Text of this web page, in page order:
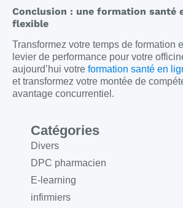
Conclusion : une formation santé
flexible
Transformez votre temps de formation
levier de performance pour votre
aujourd’hui votre formation santé en
et transformez votre montée de
avantage concurrentiel.
Catégories
Divers
DPC pharmacien
E-learning
infirmiers